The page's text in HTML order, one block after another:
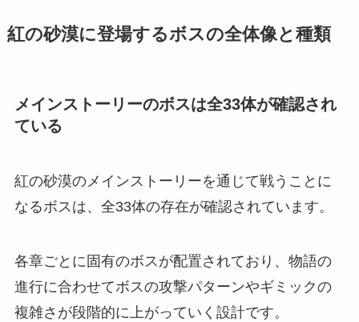
紅の砂漠に登場するボスの全体像と種類
メインストーリーのボスは全33体が確認され
ている
紅の砂漠のメインストーリーを通じて戦うことに
なるボスは、全33体の存在が確認されています。
各章ごとに固有のボスが配置されており、物語の
進行に合わせてボスの攻撃パターンやギミックの
複雑さが段階的に上がっていく設計です。